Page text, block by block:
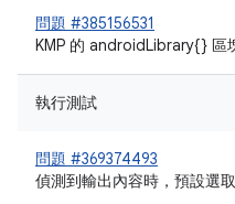
問題 #385156531
KMP 的 androidLibrary{} 區
執行測試
問題 #369374493
偵測到輸出內容時，預設選